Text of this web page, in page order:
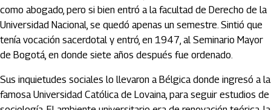
como abogado, pero si bien entró a la facultad de Derecho de la
Universidad Nacional, se quedó apenas un semestre. Sintió que
tenía vocación sacerdotal y entró, en 1947, al Seminario Mayor
de Bogotá, en donde siete años después fue ordenado.
Sus inquietudes sociales lo llevaron a Bélgica donde ingresó a la
famosa Universidad Católica de Lovaina, para seguir estudios de